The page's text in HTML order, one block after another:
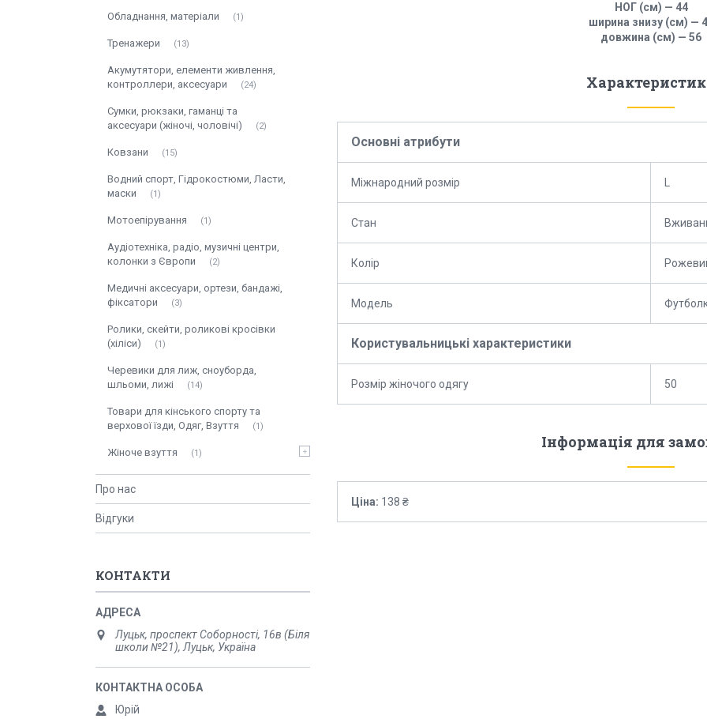
НОГ (см) — 44
ширина знизу (см) —
довжина (см) — 56
Основні атрибути
Міжнародний розмір
Стан
Колір
Модель
Користувальницькі характеристики
Розмір жіночого одягу 50
Інформація для
Ціна: 138 ₴
Обладнання, матеріали 1
Тренажери 13
Акумутятори, елементи живлення,
контроллери, аксесуари
24
Сумки, рюкзаки, гаманці та
аксесуари (жіночі, чоловічі)
2
Ковзани 15
Водний спорт, Гідрокостюми, Ласти,
маски
1
Мотоепірування 1
Аудіотехніка, радіо, музичні центри,
колонки з Європи
2
Медичні аксесуари, ортези, бандажі,
фіксатори
3
Ролики, скейти, роликові кросівки
(хіліси)
1
Черевики для лиж, сноуборда,
шльоми, лижі
14
Товари для кінського спорту та
верхової їзди, Одяг, Взуття
1
Жіноче взуття 1
Про нас
Відгуки
КОНТАКТИ
Луцьк, проспект Соборності, 16в (Біля
школи №21), Луцьк, Україна
Юрій